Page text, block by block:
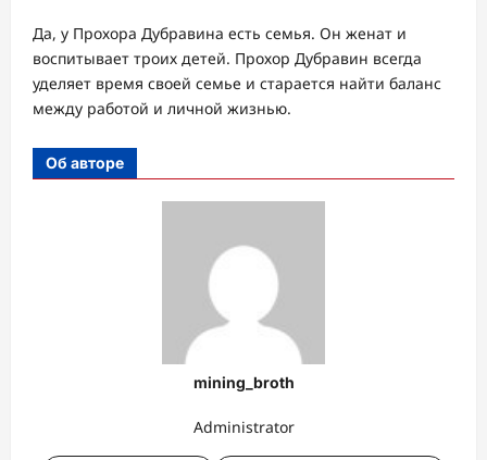
Да, у Прохора Дубравина есть семья. Он женат и
воспитывает троих детей. Прохор Дубравин всегда
уделяет время своей семье и старается найти баланс
между работой и личной жизнью.
Об авторе
mining_broth
Administrator